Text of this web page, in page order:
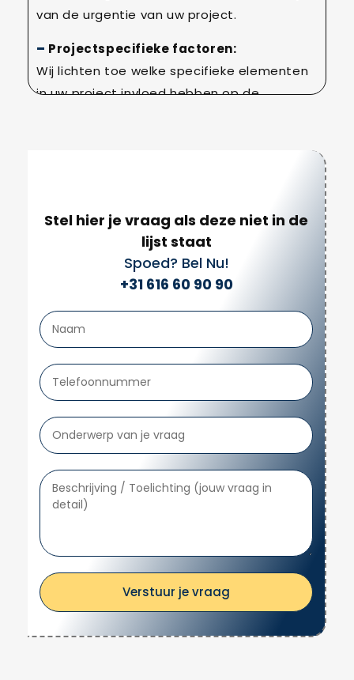
van de urgentie van uw project.
Projectspecifieke factoren:
Wij lichten toe welke specifieke elementen
in uw project invloed hebben op de
kosten volledig transparant zijn. Dit vormt
de basis voor een betrouwbare
samenwerking en een zorgeloze Elektra
Werkproces
en klantgericht werkproces centraal. Ons
werkproces voorElektra renoverenis erop
gericht om elke stap van het project helder
en transparant te communiceren, zodat u
Intake en Analyse
waarin we uw wensen en de specifieke
eisen van het project bespreken. Onze
specialist bezoekt de locatie en voert een
grondige analyse uit van de huidige situatie.
Hierdoor kunnen we de uitdagingen en
Stel hier je vraag als deze niet in de
lijst staat
Spoed? Bel Nu!
+31 616 60 90 90
Verstuur je vraag